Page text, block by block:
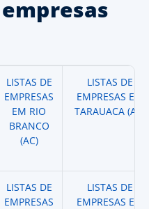
LISTAS DE
EMPRESAS
EM RIO
BRANCO
(AC)
LISTAS DE
EMPRESAS EM
TARAUACA (AC)
LISTAS DE
EMPRESAS
LISTAS DE
EMPRESAS EM